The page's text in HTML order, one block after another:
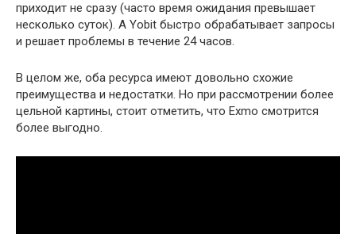
приходит не сразу (часто время ожидания превышает
несколько суток). А Yobit быстро обрабатывает запросы
и решает проблемы в течение 24 часов.
В целом же, оба ресурса имеют довольно схожие
преимущества и недостатки. Но при рассмотрении более
цельной картины, стоит отметить, что Exmo смотрится
более выгодно.